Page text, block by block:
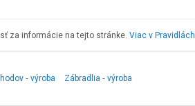
za informácie na tejto stránke. Viac v Pravidlách
‑ výroba Zábradlia ‑ výroba